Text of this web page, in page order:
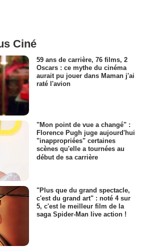
Ciné
59 ans de carrière, 76 films, 2
Oscars : ce mythe du cinéma
aurait pu jouer dans Maman j'ai
raté l'avion
"Mon point de vue a changé" :
Florence Pugh juge aujourd'hui
"inappropriées" certaines
scènes qu'elle a tournées au
début de sa carrière
"Plus que du grand spectacle,
c'est du grand art" : noté 4 sur
5, c'est le meilleur film de la
saga Spider-Man live action !